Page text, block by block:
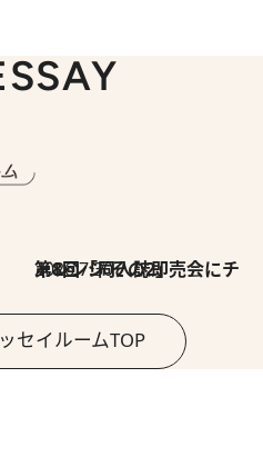
2026.7.30
第8回「同人誌即売会にチャレンジ その2」
セイルームTOP